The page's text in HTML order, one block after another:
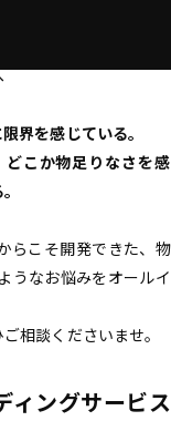
界を感じている。
こか物足りなさを感
らこそ開発できた、物
うなお悩みをオールイ
相談くださいませ。
ィングサービス